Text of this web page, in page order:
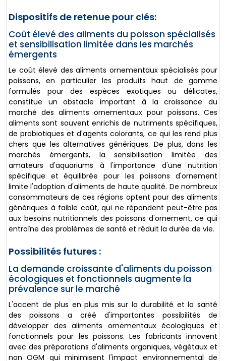
Dispositifs de retenue pour clés:
Coût élevé des aliments du poisson spécialisés
et sensibilisation limitée dans les marchés
émergents
Le coût élevé des aliments ornementaux spécialisés pour
poissons, en particulier les produits haut de gamme
formulés pour des espèces exotiques ou délicates,
constitue un obstacle important à la croissance du
marché des aliments ornementaux pour poissons. Ces
aliments sont souvent enrichis de nutriments spécifiques,
de probiotiques et d'agents colorants, ce qui les rend plus
chers que les alternatives génériques. De plus, dans les
marchés émergents, la sensibilisation limitée des
amateurs d'aquariums à l'importance d'une nutrition
spécifique et équilibrée pour les poissons d'ornement
limite l'adoption d'aliments de haute qualité. De nombreux
consommateurs de ces régions optent pour des aliments
génériques à faible coût, qui ne répondent peut-être pas
aux besoins nutritionnels des poissons d'ornement, ce qui
entraîne des problèmes de santé et réduit la durée de vie.
Possibilités futures :
La demande croissante d'aliments du poisson
écologiques et fonctionnels augmente la
prévalence sur le marché
L'accent de plus en plus mis sur la durabilité et la santé
des poissons a créé d'importantes possibilités de
développer des aliments ornementaux écologiques et
fonctionnels pour les poissons. Les fabricants innovent
avec des préparations d'aliments organiques, végétaux et
non OGM qui minimisent l'impact environnemental de